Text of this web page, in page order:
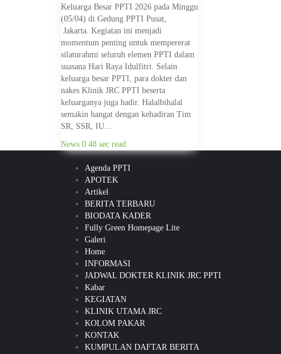
Keluarga Besar PPTI 2026 pada Minggu
(05/04) di Gedung PPTI Pusat,
Jakarta. Kegiatan ini menjadi
momentum penting untuk mempererat
silaturahmi seluruh elemen PPTI dalam
suasana Hari Raya Idulfitri. Selain
keluarga besar PPTI, para dokter dan
nakes Klinik JRC PPTI beserta
keluarganya juga hadir. Halalbihalal
semakin hangat dengan kehadiran Tim
SR, SSR, IU…
News 0 48 sec read
Agenda PPTI
APOTEK
Artikel
BERITA TERBARU
BIODATA KADER
Fully Green Homepage Lite
Galeri
Home
INFORMASI
JADWAL DOKTER KLINIK JRC PPTI
Kabar
KEGIATAN
KLINIK UTAMA JRC
KOLOM PAKAR
KONTAK
KUMPULAN DAFTAR BERITA